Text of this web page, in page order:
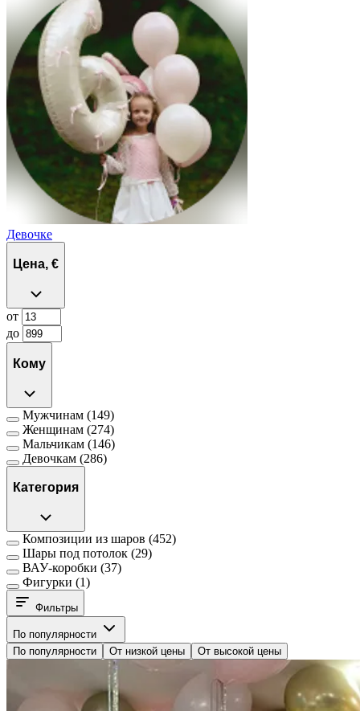
Девочке
Цена, €
от
до
Кому
Мужчинам (149)
Женщинам (274)
Мальчикам (146)
Девочкам (286)
Категория
Композиции из шаров (452)
Шары под потолок (29)
ВАУ-коробки (37)
Фигурки (1)
Фильтры
По популярности
По популярности
От низкой цены От высокой цены